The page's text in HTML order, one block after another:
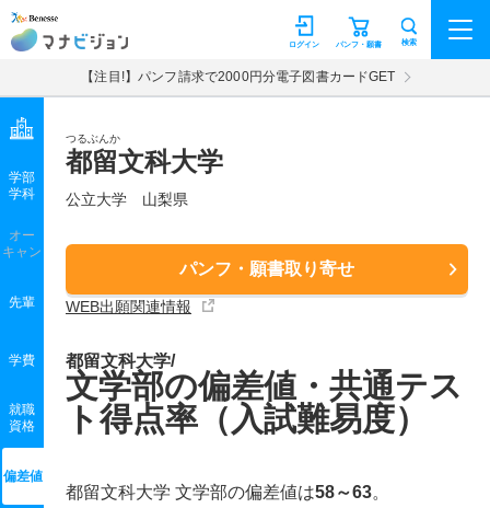
マナビジョン パンフ・願書
ログイン 検索
【注目!】パンフ請求で2000円分電子図書カードGET
つるぶんか
都留文科大学
公立大学 山梨県
パンフ・願書取り寄せ
WEB出願関連情報
学部
学科
オー
キャン
先輩
学費
就職
資格
偏差値
都留文科大学/
文学部の偏差値・共通テス
ト得点率（入試難易度）
都留文科大学 文学部の偏差値は58～63。